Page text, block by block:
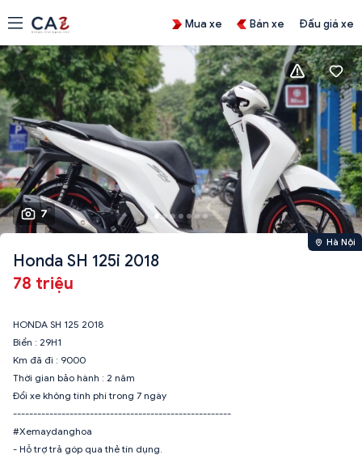
Mua xe Bán xe Đấu giá xe
7
Hà Nội
Honda SH 125i 2018
78 triệu
HONDA SH 125 2018
Biển : 29H1
Km đã đi : 9000
Thời gian bảo hành : 2 năm
Đổi xe không tính phí trong 7 ngày
------------------------------------------------------
#Xemaydanghoa
- Hỗ trợ trả góp qua thẻ tín dụng.